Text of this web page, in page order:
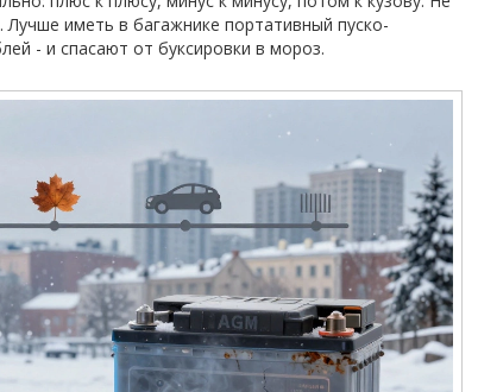
иметь в багажнике портативный пуско-
- и спасают от буксировки в мороз.